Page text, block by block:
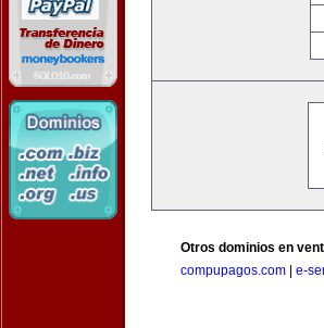
Otros dominios en
compupagos.com
e-